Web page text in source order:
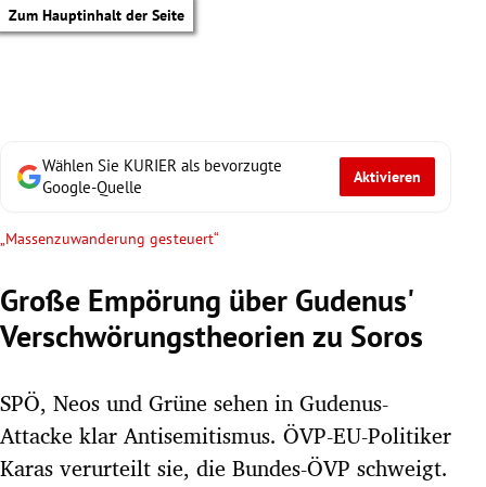
Zum Hauptinhalt der Seite
Untermenü
Wählen Sie KURIER als bevorzugte
Google-Quelle
Aktivieren
„Massenzuwanderung gesteuert“
Große Empörung über Gudenus'
Verschwörungstheorien zu Soros
SPÖ, Neos und Grüne sehen in Gudenus-
Attacke klar Antisemitismus. ÖVP-EU-Politiker
Karas verurteilt sie, die Bundes-ÖVP schweigt.